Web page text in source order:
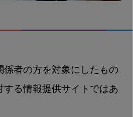
係者の方を対象にしたもの
する情報提供サイトではあ